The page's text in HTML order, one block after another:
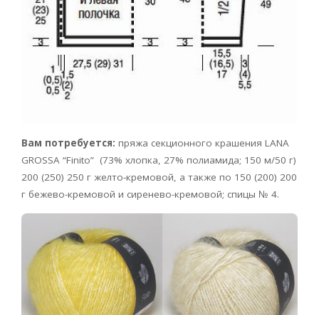
Вам потребуется: пряжа секционного крашения LANA
GROSSA “Finito” (73% хлопка, 27% полиамида; 150 м/50 г)
200 (250) 250 г желто-кремовой, а также по 150 (200) 200
г бежево-кремовой и сиренево-кремовой; спицы № 4.